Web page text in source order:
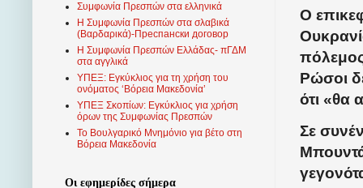
Ο
πόλεμος
Ρώσοι
ότι «θα
Σε
Συμφωνία Πρεσπών στα ελληνικά
Η Συμφωνία Πρεσπών στα σλαβικά
(Βαρδαρικά)-Преспански договор
Η Συμφωνία Πρεσπών Ελλάδας- πΓΔΜ
στα αγγλικά
ΥΠΕΞ: Εγκύκλιος για τη χρήση του
ονόματος ‘Βόρεια Μακεδονία’
ΥΠΕΞ Σκοπίων: Εγκύκλιος για χρήση
όρων της Συμφωνίας Πρεσπών
Το Βουλγαρικό Μνημόνιο για βέτο στη
Βόρεια Μακεδονία
Οι εφημερίδες σήμερα